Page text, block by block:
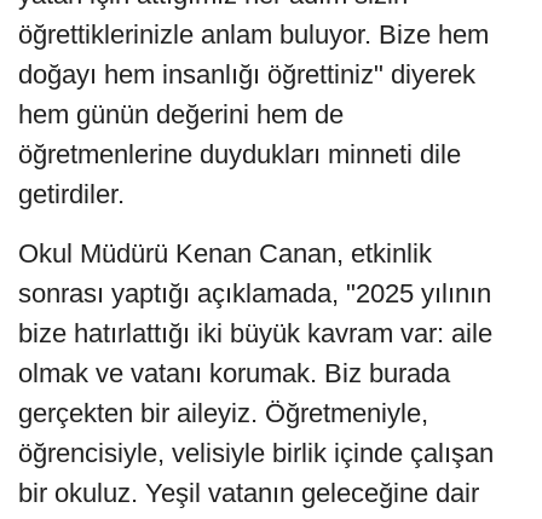
öğrettiklerinizle anlam buluyor. Bize hem
doğayı hem insanlığı öğrettiniz" diyerek
hem günün değerini hem de
öğretmenlerine duydukları minneti dile
getirdiler.
Okul Müdürü Kenan Canan, etkinlik
sonrası yaptığı açıklamada, "2025 yılının
bize hatırlattığı iki büyük kavram var: aile
olmak ve vatanı korumak. Biz burada
gerçekten bir aileyiz. Öğretmeniyle,
öğrencisiyle, velisiyle birlik içinde çalışan
bir okuluz. Yeşil vatanın geleceğine dair